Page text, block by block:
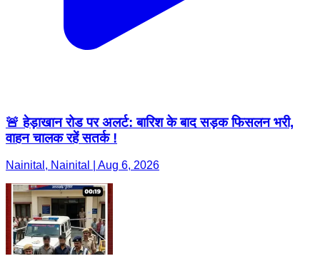
🚨 हेड़ाखान रोड पर अलर्ट: बारिश के बाद सड़क फिसलन भरी,
वाहन चालक रहें सतर्क !
Nainital, Nainital | Aug 6, 2026